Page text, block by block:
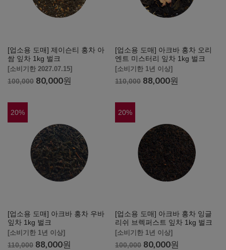
[업소용 도매] 제이슨티 홍차 아
쌈 잎차 1kg 벌크
[소비기한 2027.07.15]
100,000 80,000원
[업소용 도매] 아크바 홍차 오리
엔트 미스터리 잎차 1kg 벌크
[소비기한 1년 이상]
110,000 88,000원
20%
[업소용 도매] 아크바 홍차 우바
잎차 1kg 벌크
[소비기한 1년 이상]
110,000 88,000원
20%
[업소용 도매] 아크바 홍차 잉글
리쉬 브렉퍼스트 잎차 1kg 벌크
[소비기한 1년 이상]
100,000 80,000원